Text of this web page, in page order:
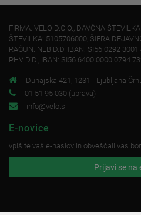
FIRMA: VELO D.O.O., DAVČNA
ŠTEVILKA: 5105706000, ŠIFRA
RAČUN: NLB D.D. IBAN: SI56 0292
PHV D.D., IBAN: SI56 6400 0000 0794
Dunajska 421, 1231 - Ljubljana
01 51 95 030 (uprava)
info@velo.si
E-novice
vpišite vaš e-naslov in obveščali vas
Prijavi se na